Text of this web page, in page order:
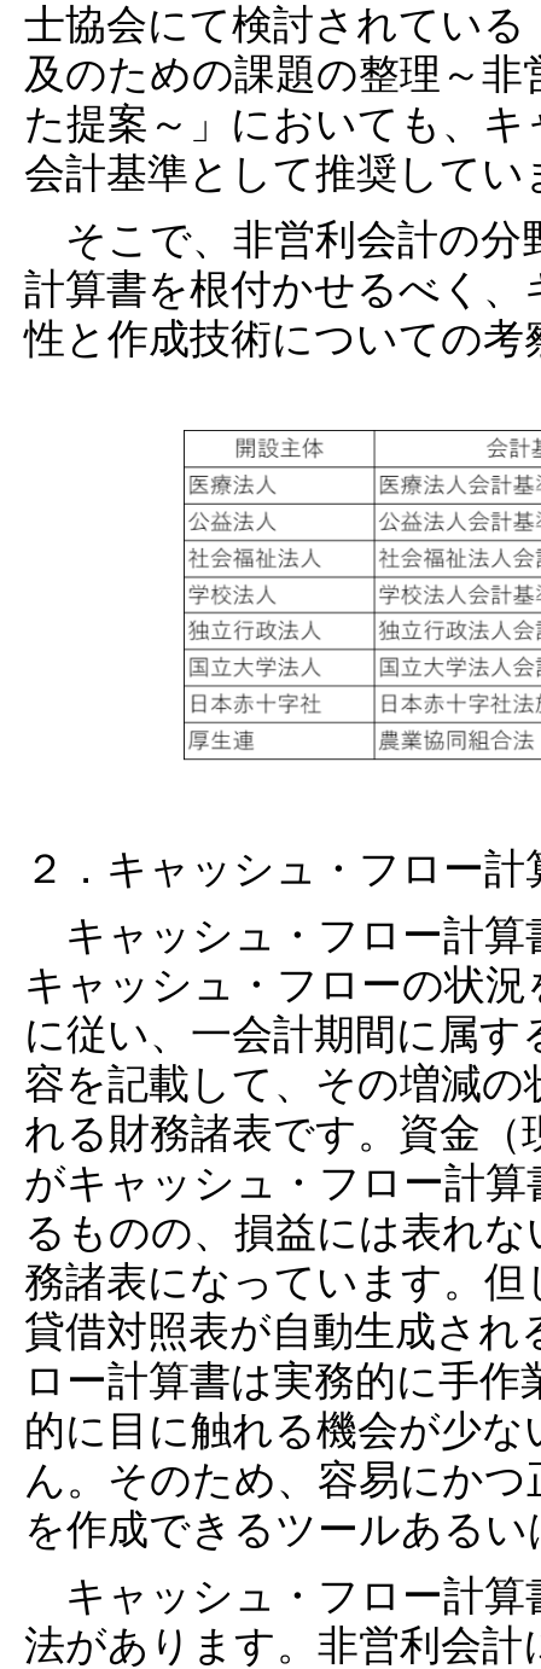
士協会にて検討されてい
及のための課題の整理～
た提案～」においても、
会計基準として推奨してい
そこで、非営利会計の分
計算書を根付かせるべく
性と作成技術についての
２．キャッシュ・フロー計
キャッシュ・フロー計算
キャッシュ・フローの状
に従い、一会計期間に属
容を記載して、その増減
れる財務諸表です。資金
がキャッシュ・フロー計
るものの、損益には表れ
務諸表になっています。
貸借対照表が自動生成さ
ロー計算書は実務的に手
的に目に触れる機会が少
ん。そのため、容易にか
を作成できるツールある
キャッシュ・フロー計算
法があります。非営利会